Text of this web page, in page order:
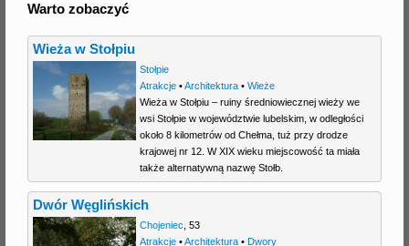
Warto zobaczyć
Wieża w Stołpiu
Stołpie
Atrakcje•Architektura• Wieże
Wieża w Stołpiu – ruiny średniowiecznej wieży we
wsi Stołpie w województwie lubelskim, w odległości
około 8 kilometrów od Chełma, tuż przy drodze
krajowej nr 12. W XIX wieku miejscowość ta miała
także alternatywną nazwę Stołb.
Dwór Węglińskich
Chojeniec 53
Atrakcje•Architektura• Dwory